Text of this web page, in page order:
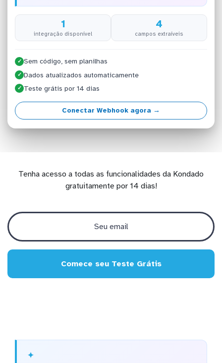
1
integração disponível
4
campos extraíveis
✓ Sem código, sem planilhas
✓ Dados atualizados automaticamente
✓ Teste grátis por 14 dias
Conectar Webhook agora →
Tenha acesso a todas as funcionalidades da Kondado
gratuitamente por 14 dias!
Comece seu Teste Grátis